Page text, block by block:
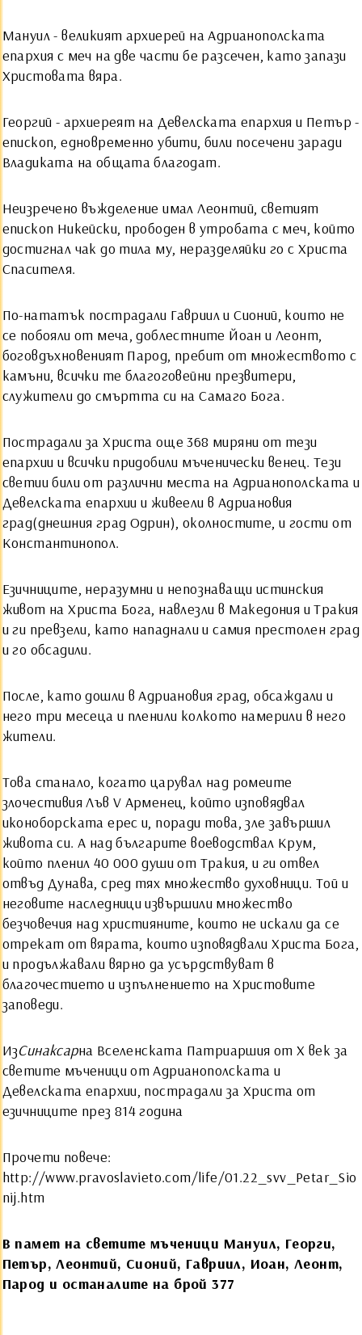
Мануил - великият архиерей на Адрианополската
епархия с меч на две части бе разсечен, като запази
Христовата вяра.
Георгий - архиереят на Девелската епархия и Петър -
епископ, едновременно убити, били посечени заради
Владиката на общата благодат.
Неизречено въжделение имал Леонтий, светият
епископ Никейски, прободен в утробата с меч, който
достигнал чак до тила му, неразделяйки го с Христа
Спасителя.
По-нататък пострадали Гавриил и Сионий, които не
се побояли от меча, доблестните Йоан и Леонт,
боговдъхновеният Парод, пребит от множеството с
камъни, всички те благоговейни презвитери,
служители до смъртта си на Самаго Бога.
Пострадали за Христа още 368 миряни от тези
епархии и всички придобили мъченически венец. Тези
светии били от различни места на Адрианополската и
Девелската епархии и живеели в Адриановия
град(днешния град Одрин), околностите, и гости от
Константинопол.
Езичниците, неразумни и непознаващи истинския
живот на Христа Бога, навлезли в Македония и Тракия
и ги превзели, като нападнали и самия престолен град
и го обсадили.
После, като дошли в Адриановия град, обсаждали и
него три месеца и пленили колкото намерили в него
жители.
Това станало, когато царувал над ромеите
злочестивия Лъв V Арменец, който изповядвал
иконоборската ерес и, поради това, зле завършил
живота си. А над българите воеводствал Крум,
който пленил 40 000 души от Тракия, и ги отвел
отвъд Дунава, сред тях множество духовници. Той и
неговите наследници извършили множество
безчовечия над християните, които не искали да се
отрекат от вярата, които изповядвали Христа Бога,
и продължавали вярно да усърдствуват в
благочестието и изпълнението на Христовите
заповеди.
ИзСинаксарна Вселенската Патриаршия от Х век за
светите мъченици от Адрианополската и
Девелската епархии, пострадали за Христа от
езичниците през 814 година
Прочети повече:
http://www.pravoslavieto.com/life/01.22_svv_Petar_Sio
nij.htm
В памет на светите мъченици Мануил, Георги,
Петър, Леонтий, Сионий, Гавриил, Иоан, Леонт,
Парод и останалите на брой 377